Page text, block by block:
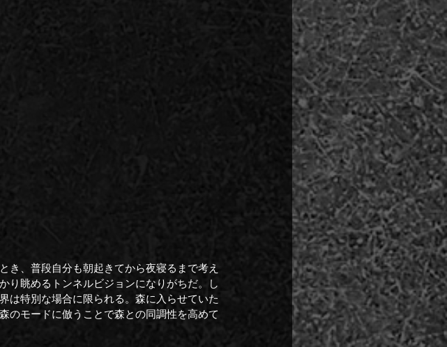
き、普段自分も朝起きてから夜寝るまで考え
り眺めるトンネルビジョンになりがちだ。し
は特別な場合に限られる。森に入らせていた
のモードに倣うことで森との同調性を高めて